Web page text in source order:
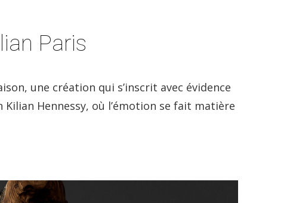
Paris
une création qui s’inscrit avec évidence
Hennessy, où l’émotion se fait matière